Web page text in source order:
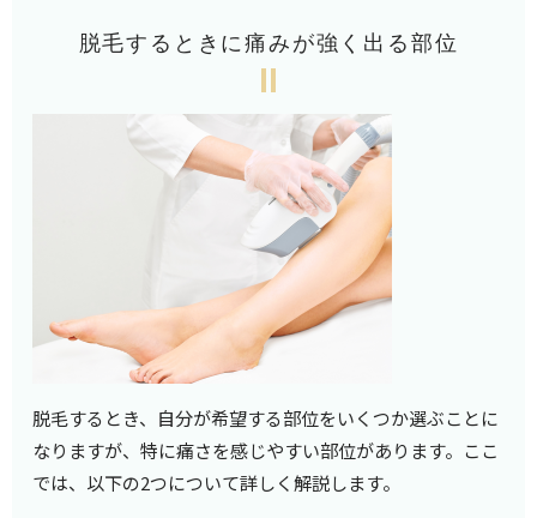
脱毛するときに痛みが強く出る部位
脱毛するとき、自分が希望する部位をいくつか選ぶことに
なりますが、特に痛さを感じやすい部位があります。ここ
では、以下の2つについて詳しく解説します。